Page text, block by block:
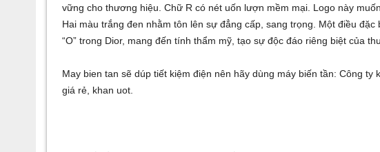
vững cho thương hiệu. Chữ R có nét uốn lượn mềm mại. Logo này
Hai màu trắng đen nhằm tôn lên sự đẳng cấp, sang trọng. Một điều
“O” trong Dior, mang đến tính thẩm mỹ, tạo sự độc đáo riêng biệt của
May bien tan sẽ dúp tiết kiệm điện nên hãy dùng máy biến tần: Công ty
giá rẻ, khan uot.